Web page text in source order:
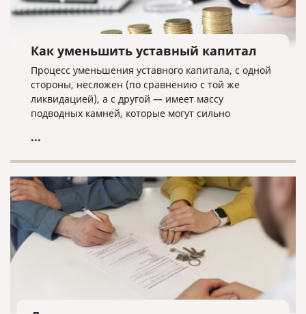
Как уменьшить уставный капитал
Процесс уменьшения уставного капитала, с одной
стороны, несложен (по сравнению с той же
ликвидацией), а с другой — имеет массу
подводных камней, которые могут сильно
...